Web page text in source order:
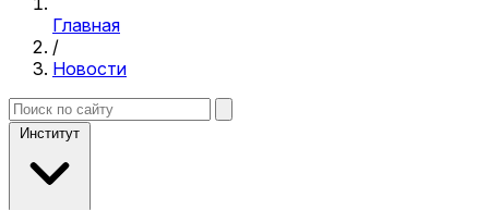
Главная
/
Новости
Институт